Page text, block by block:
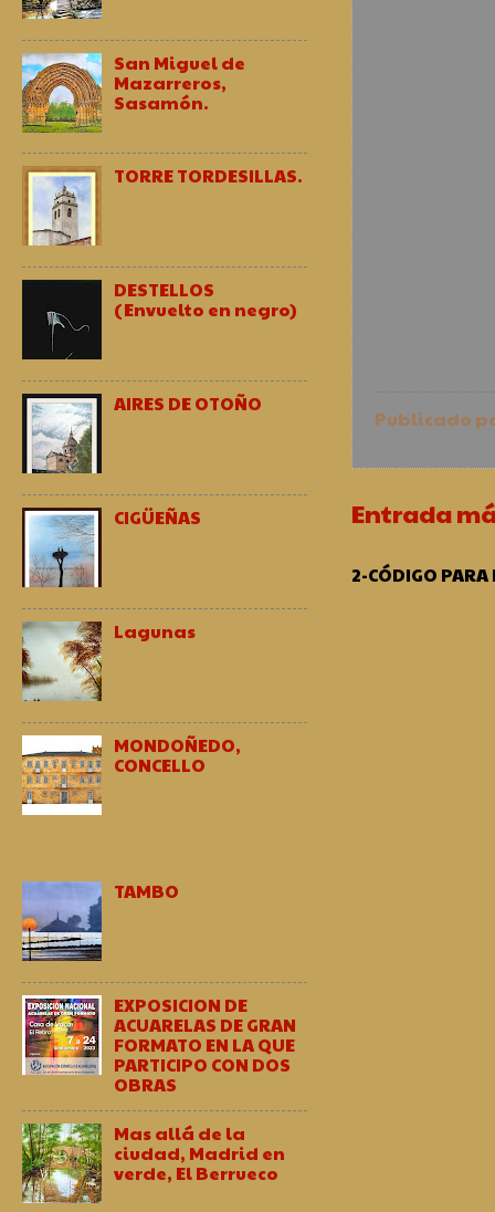
Publicado
Entrada
2-CÓDIGO
San Miguel de
Mazarreros,
Sasamón.
TORRE TORDESILLAS.
DESTELLOS
(Envuelto en negro)
AIRES DE OTOÑO
CIGÜEÑAS
Lagunas
MONDOÑEDO,
CONCELLO
TAMBO
EXPOSICION DE
ACUARELAS DE GRAN
FORMATO EN LA QUE
PARTICIPO CON DOS
OBRAS
Mas allá de la
ciudad, Madrid en
verde, El Berrueco